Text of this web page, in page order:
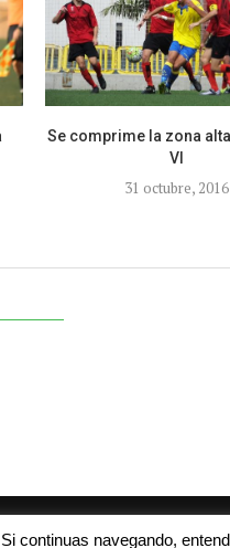
Se comprime la zona
VI
31 octubre, 2016
Contacto Colabora
navegando,